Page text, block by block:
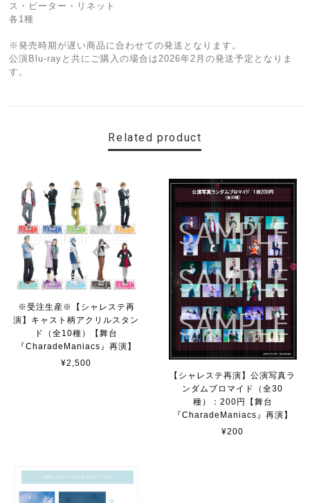
ス・ピーター・リネット
各1種
※発売時期が遅い商品に合わせての発送となります。
公演Blu-rayと共にご購入の場合は2026年2月の発送予定となりま
す。
Related product
※受注生産※【シャレステ再
演】キャスト柄アクリルスタン
ド（全10種）【舞台
『CharadeManiacs』再演】
¥2,500
【シャレステ再演】公演写真ラ
ンダムブロマイド（全30
種）：200円【舞台
『CharadeManiacs』再演】
¥200